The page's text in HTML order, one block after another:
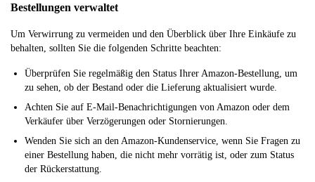
Bestellungen verwaltet
Um Verwirrung zu vermeiden und den Überblick über Ihre Einkäufe zu
behalten, sollten Sie die folgenden Schritte beachten:
Überprüfen Sie regelmäßig den Status Ihrer Amazon-Bestellung, um
zu sehen, ob der Bestand oder die Lieferung aktualisiert wurde.
Achten Sie auf E-Mail-Benachrichtigungen von Amazon oder dem
Verkäufer über Verzögerungen oder Stornierungen.
Wenden Sie sich an den Amazon-Kundenservice, wenn Sie Fragen zu
einer Bestellung haben, die nicht mehr vorrätig ist, oder zum Status
der Rückerstattung.